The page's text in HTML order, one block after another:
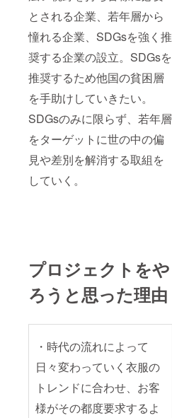
とされる企業、若年層から
憧れる企業、SDGsを強く推
奨する企業の設立。SDGsを
推奨するため他国の貧困層
を手助けしていきたい。
SDGsのみに限らず、若年層
をターゲットに世の中の偏
見や差別を解消する取組を
していく。
プロジェクトをや
ろうと思った理由
・時代の流れによって
日々変わっていく衣服の
トレンドに合わせ、お客
様がその都度要求するよ